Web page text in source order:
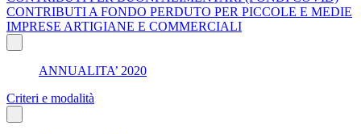
CONTRIBUTI A FONDO PERDUTO PER PICCOLE E MEDIE
IMPRESE ARTIGIANE E COMMERCIALI
ANNUALITA’ 2020
Criteri e modalità